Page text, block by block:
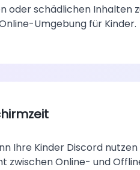
oder schädlichen Inhalten
Umgebung für Kinder.
Ihre Kinder Discord nutzen
zwischen Online- und